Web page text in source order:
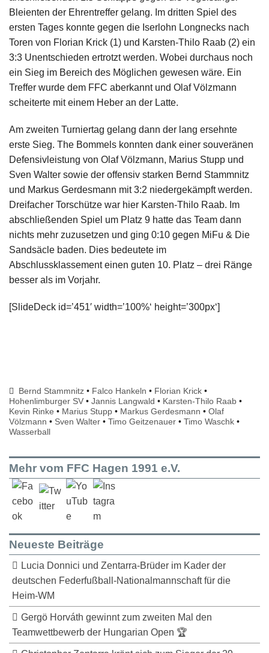
Bleienten der Ehrentreffer gelang. Im dritten Spiel des
ersten Tages konnte gegen die Iserlohn Longnecks nach
Toren von Florian Krick (1) und Karsten-Thilo Raab (2) ein
3:3 Unentschieden ertrotzt werden. Wobei durchaus noch
ein Sieg im Bereich des Möglichen gewesen wäre. Ein
Treffer wurde dem FFC aberkannt und Olaf Völzmann
scheiterte mit einem Heber an der Latte.
Am zweiten Turniertag gelang dann der lang ersehnte
erste Sieg. The Bommels konnten dank einer souveränen
Defensivleistung von Olaf Völzmann, Marius Stupp und
Sven Walter sowie der offensiv starken Bernd Stammnitz
und Markus Gerdesmann mit 3:2 niedergekämpft werden.
Dreifacher Torschütze war hier Karsten-Thilo Raab. Im
abschließenden Spiel um Platz 9 hatte das Team dann
nichts mehr zuzusetzen und ging 0:10 gegen MiFu & Die
Sandsäcle baden. Dies bedeutete im
Abschlussklassement einen guten 10. Platz – drei Ränge
besser als im Vorjahr.
[SlideDeck id=’451′ width=’100%‘ height=’300px‘]
Bernd Stammnitz • Falco Hankeln • Florian Krick •
Hohenlimburger SV • Jannis Langwald • Karsten-Thilo Raab •
Kevin Rinke • Marius Stupp • Markus Gerdesmann • Olaf
Völzmann • Sven Walter • Timo Geitzenauer • Timo Waschk •
Wasserball
Mehr vom FFC Hagen 1991 e.V.
Neueste Beiträge
Lucia Donnici und Zentarra-Brüder im Kader der
deutschen Federfußball-Nationalmannschaft für die
Heim-WM
Gergö Horváth gewinnt zum zweiten Mal den
Teamwettbewerb der Hungarian Open 🏆